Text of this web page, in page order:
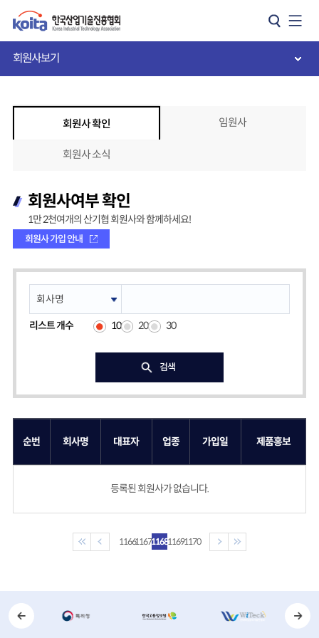
회원사보기
회원사 확인 임원사
회원사 소식
회원사여부 확인
1만 2천여개의 산기협 회원사와 함께하세요!
회원사 가입 안내
리스트 개수 10 20 30
검색
순번 회사명 대표자 업종 가입일 제품홍보
등록된 회원사가 없습니다.
11661167116811691170